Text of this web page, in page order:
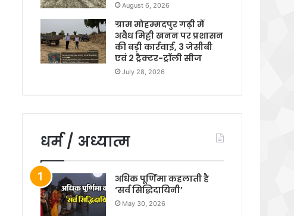
August 6, 2026
ग्राम मोहम्मदपुर गढ़ी में
अवैध मिट्टी खनन पर प्रशासन
की बड़ी कार्रवाई, 3 जेसीबी
एवं 2 ट्रैक्टर-ट्रॉली सीज
July 28, 2026
धर्म / अध्यात्म
अधिक पूर्णिमा कहलाती है
‘सर्व सिद्धिदायिनी’
May 30, 2026